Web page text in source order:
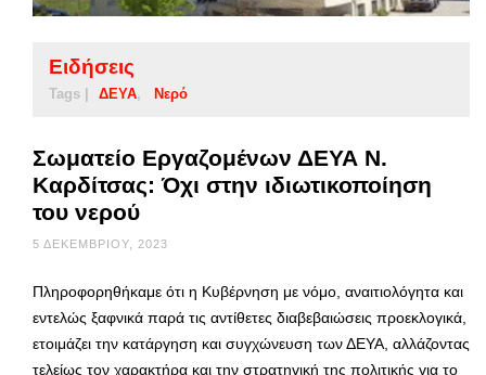
Ειδήσεις
Tags | ΔΕΥΑ Νερό
Σωματείο Εργαζομένων ΔΕΥΑ Ν.
Καρδίτσας: Όχι στην ιδιωτικοποίηση
του νερού
5 ΔΕΚΕΜΒΡΊΟΥ, 2023
Πληροφορηθήκαμε ότι η Κυβέρνηση με νόμο, αναιτιολόγητα και
εντελώς ξαφνικά παρά τις αντίθετες διαβεβαιώσεις προεκλογικά,
ετοιμάζει την κατάργηση και συγχώνευση των ΔΕΥΑ, αλλάζοντας
τελείως τον χαρακτήρα και την στρατηγική της πολιτικής για το